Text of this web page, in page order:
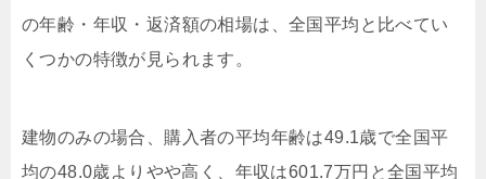
の年齢・年収・返済額の相場は、全国平均と比べてい
くつかの特徴が見られます。
建物のみの場合、購入者の平均年齢は49.1歳で全国平
均の48.0歳よりやや高く、年収は601.7万円と全国平均